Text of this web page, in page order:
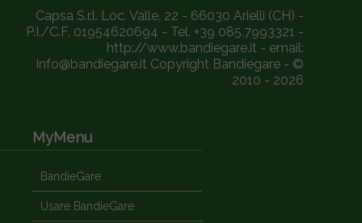
Capsa S.r.l. Loc. Valle, 22 - 66030 Arielli (CH) -
P.I./C.F. 01954620694 - Tel. +39 085.7993321 -
http://www.bandiegare.it - email:
info@bandiegare.it Copyright Bandiegare - ©
2010 - 2026
MyMenu
BandieGare
Usare BandieGare